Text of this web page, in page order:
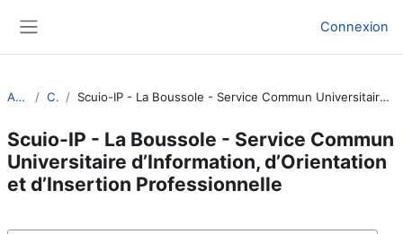
Connexion
Accueil Cours Scuio-IP - La Boussole - Service Commun Universitaire d’Information, d’Orientation et d’Insertion Professionnelle
Scuio-IP - La Boussole - Service Commun
Universitaire d’Information, d’Orientation
et d’Insertion Professionnelle